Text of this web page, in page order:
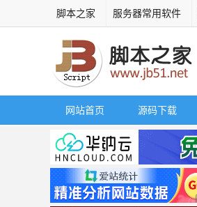
脚本之家 服务器常用软件
网站首页 源码下载